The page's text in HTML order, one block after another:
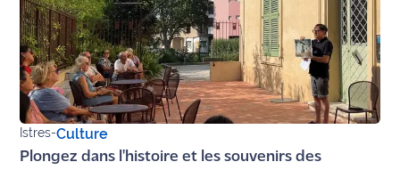
Recrutement
Mention
légales
Conditions
générales
d'utilisation du
Istres-Culture
Plongez dans l'histoire et les souvenirs des